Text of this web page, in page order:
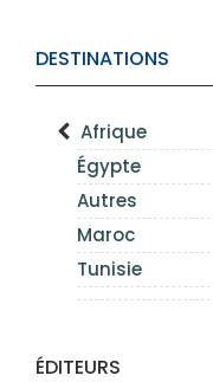
DESTINATIONS
Afrique
Égypte
Autres
Maroc
Tunisie
ÉDITEURS